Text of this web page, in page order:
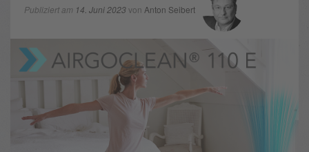
Publiziert am 14. Juni 2023von Anton Seibert